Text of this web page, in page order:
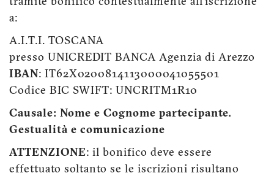
a:
A.I.T.I. TOSCANA
presso UNICREDIT BANCA Agenzia di Arezzo
IBAN: IT62X0200814113000041055501
Codice BIC SWIFT: UNCRITM1R10
Causale: Nome e Cognome partecipante.
Gestualità e comunicazione
ATTENZIONE: il bonifico deve essere
effettuato soltanto se le iscrizioni risultano